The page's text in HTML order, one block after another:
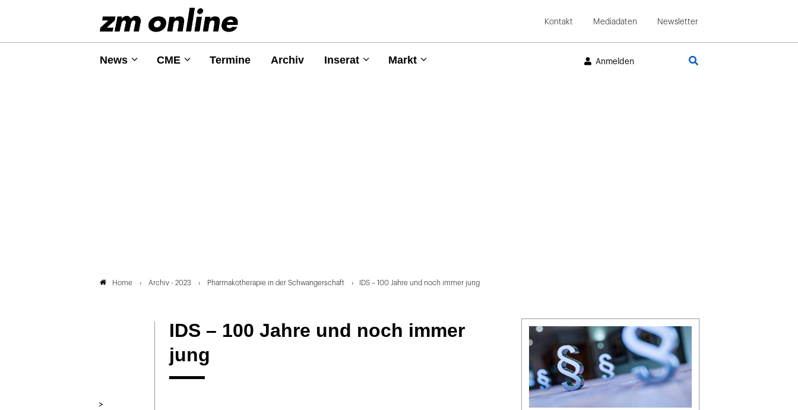
Kontakt Mediadaten Newsletter
News CME Termine Archiv Inserat Markt Anmelden
Home Archiv - 2023 Pharmakotherapie in der Schwangerschaft IDS – 100 Jahre und noch immer jung
IDS – 100 Jahre und noch immer
jung
>